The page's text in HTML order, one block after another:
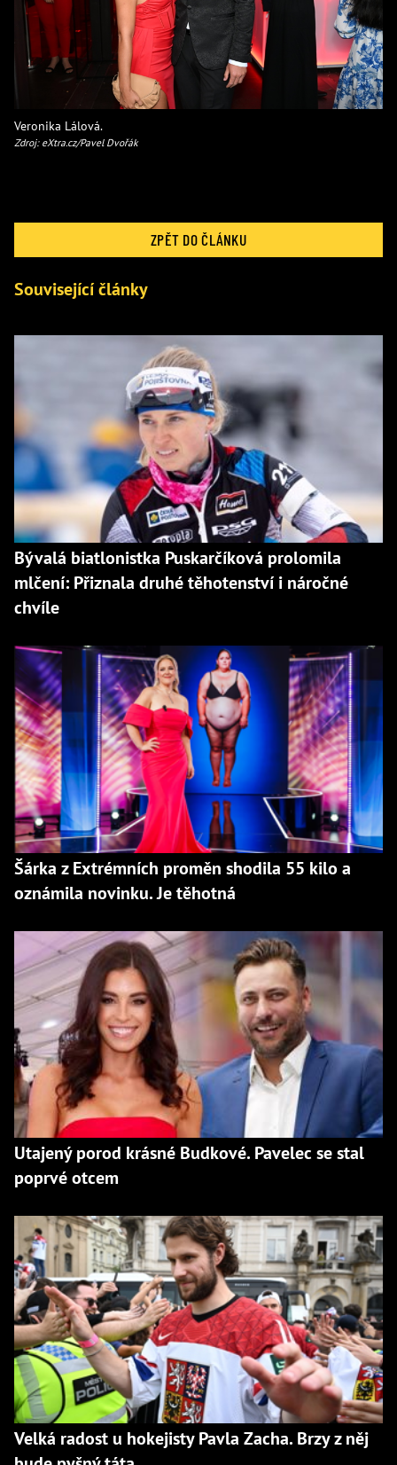
Veronika Lálová.
Zdroj: eXtra.cz/Pavel Dvořák
ZPĚT DO ČLÁNKU
Související články
Bývalá biatlonistka Puskarčíková prolomila
mlčení: Přiznala druhé těhotenství i náročné
chvíle
Šárka z Extrémních proměn shodila 55 kilo a
oznámila novinku. Je těhotná
Utajený porod krásné Budkové. Pavelec se stal
poprvé otcem
Velká radost u hokejisty Pavla Zacha. Brzy z něj